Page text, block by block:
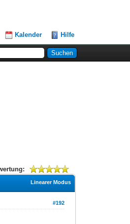
Kalender Hilfe
Linearer Modus
#192